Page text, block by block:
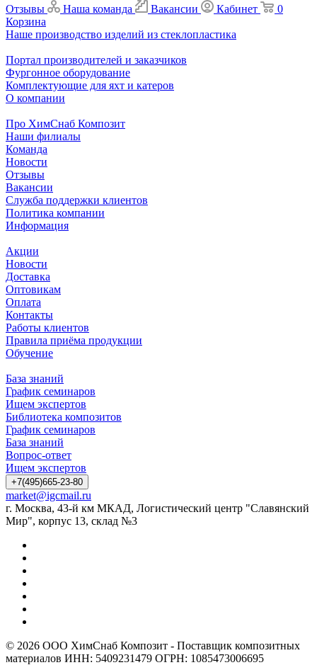
Отзывы
Наша команда Вакансии Кабинет
0
Корзина
Наше производство изделий из стеклопластика
Портал производителей и заказчиков
Фургонное оборудование
Комплектующие для яхт и катеров
О компании
Про ХимСнаб Композит
Наши филиалы
Команда
Новости
Отзывы
Вакансии
Служба поддержки клиентов
Политика компании
Информация
Акции
Новости
Доставка
Оптовикам
Оплата
Контакты
Работы клиентов
Правила приёма продукции
Обучение
База знаний
График семинаров
Ищем экспертов
Библиотека композитов
График семинаров
База знаний
Вопрос-ответ
Ищем экспертов
+7(495)665-23-80
market@igcmail.ru
г. Москва, 43-й км МКАД, Логистический центр "Славянский
Мир", корпус 13, склад №3
© 2026 ООО ХимСнаб Композит - Поставщик композитных
материалов ИНН: 5409231479 ОГРН: 1085473006695